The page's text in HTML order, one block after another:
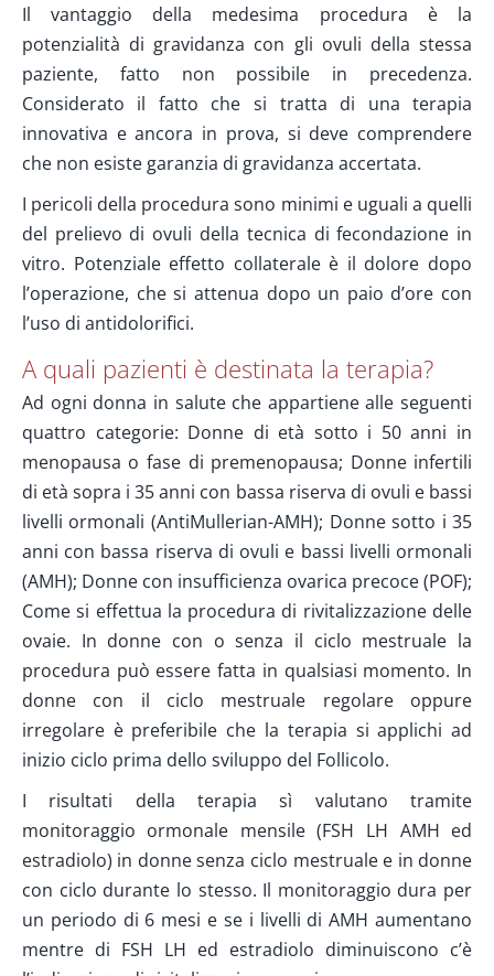
Il vantaggio della medesima procedura è la
potenzialità di gravidanza con gli ovuli della stessa
paziente, fatto non possibile in precedenza.
Considerato il fatto che si tratta di una terapia
innovativa e ancora in prova, si deve comprendere
che non esiste garanzia di gravidanza accertata.
I pericoli della procedura sono minimi e uguali a quelli
del prelievo di ovuli della tecnica di fecondazione in
vitro. Potenziale effetto collaterale è il dolore dopo
l’operazione, che si attenua dopo un paio d’ore con
l’uso di antidolorifici.
A quali pazienti è destinata la terapia?
Ad ogni donna in salute che appartiene alle seguenti
quattro categorie: Donne di età sotto i 50 anni in
menopausa o fase di premenopausa; Donne infertili
di età sopra i 35 anni con bassa riserva di ovuli e bassi
livelli ormonali (AntiMullerian-ΑΜΗ); Donne sotto i 35
anni con bassa riserva di ovuli e bassi livelli ormonali
(AΜΗ); Donne con insufficienza ovarica precoce (POF);
Come si effettua la procedura di rivitalizzazione delle
ovaie. In donne con o senza il ciclo mestruale la
procedura può essere fatta in qualsiasi momento. In
donne con il ciclo mestruale regolare oppure
irregolare è preferibile che la terapia si applichi ad
inizio ciclo prima dello sviluppo del Follicolo.
I risultati della terapia sì valutano tramite
monitoraggio ormonale mensile (FSH LH AMH ed
estradiolo) in donne senza ciclo mestruale e in donne
con ciclo durante lo stesso. Il monitoraggio dura per
un periodo di 6 mesi e se i livelli di AMH aumentano
mentre di FSH LH ed estradiolo diminuiscono c’è